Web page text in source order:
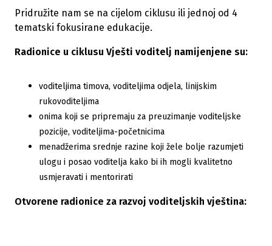
Pridružite nam se na cijelom ciklusu ili jednoj od 4
tematski fokusirane edukacije.
Radionice u ciklusu Vješti voditelj namijenjene su:
voditeljima timova, voditeljima odjela, linijskim
rukovoditeljima
onima koji se pripremaju za preuzimanje voditeljske
pozicije, voditeljima-početnicima
menadžerima srednje razine koji žele bolje razumjeti
ulogu i posao voditelja kako bi ih mogli kvalitetno
usmjeravati i mentorirati
Otvorene radionice za razvoj voditeljskih vještina: